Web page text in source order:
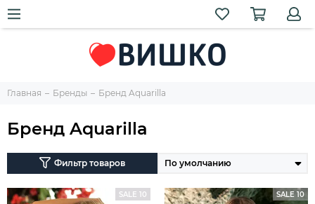
Главная Бренды Бренд Aquarilla
Бренд Aquarilla
Фильтр товаров
SALE 10 SALE 10